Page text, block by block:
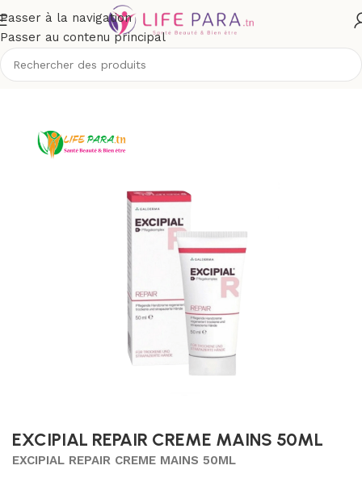
Passer à la navigation
Passer au contenu principal
Accueil/Boutique/Corps/Soins des mains
EXCIPIAL REPAIR CREME MAINS 50ML
EXCIPIAL REPAIR CREME MAINS 50ML